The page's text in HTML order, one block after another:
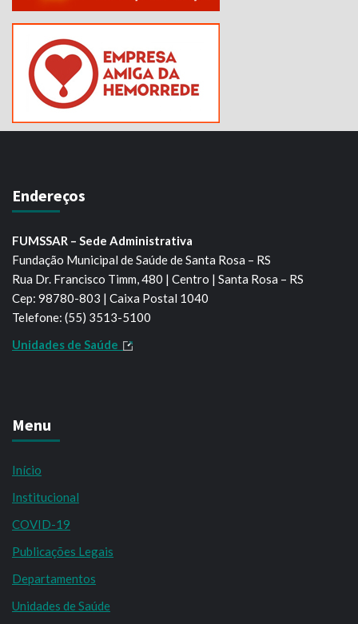
Endereços
FUMSSAR – Sede Administrativa
Fundação Municipal de Saúde de Santa Rosa – RS
Rua Dr. Francisco Timm, 480 | Centro | Santa Rosa – RS
Cep: 98780-803 | Caixa Postal 1040
Telefone: (55) 3513-5100
Unidades de Saúde
Menu
Início
Institucional
COVID-19
Publicações Legais
Departamentos
Unidades de Saúde